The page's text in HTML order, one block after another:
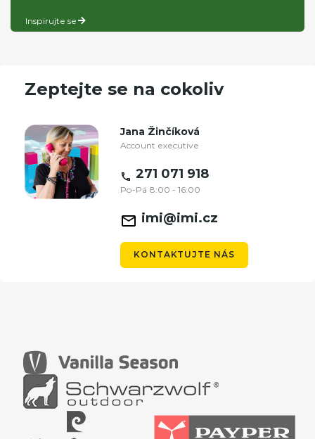
Inspirujte se
Zeptejte se na cokoliv
Jana Žinčíková
Account executive
271 071 918
Po-Pá 8:00 - 16:00
imi@imi.cz
KONTAKTUJTE NÁS